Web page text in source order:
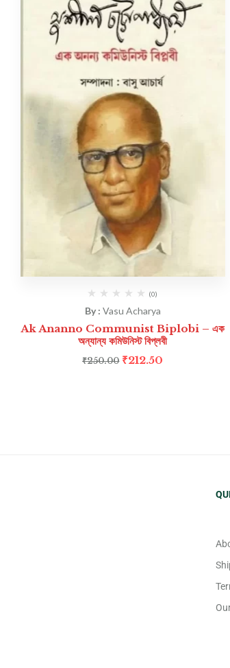
(0)
By : Vasu Acharya
Ak Ananno Communist Biplobi – এক
অন্যান্য কমিউনিস্ট বিপ্লবী
₹250.00 ₹212.50